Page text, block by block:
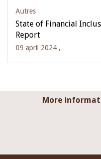
Autres
State of Financial
Report
09 april 2024 ,
More